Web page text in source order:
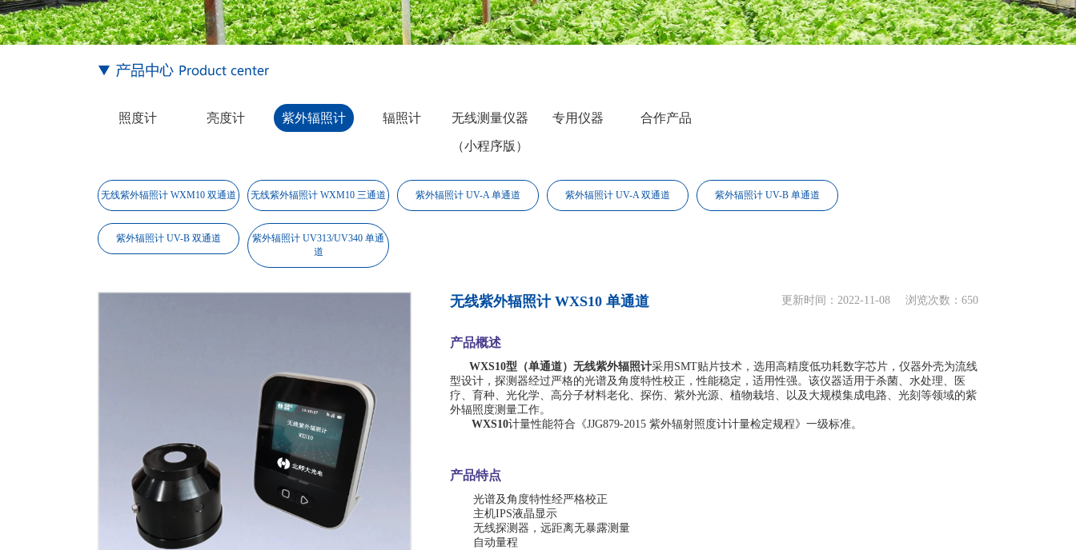
照度计 亮度计 紫外辐照计 辐照计 无线测量仪器
（小程序版）
专用仪器 合作产品
无线紫外辐照计 WXM10 双通道 无线紫外辐照计 WXM10 三通道 紫外辐照计 UV-A 单通道 紫外辐照计 UV-A 双通道 紫外辐照计 UV-B 单通道
紫外辐照计 UV-B 双通道
紫外辐照计 UV313/UV340 单通
道
无线紫外辐照计 WXS10 单通道 更新时间：2022-11-08 浏览次数：650
产品概述
WXS10型（单通道）无线紫外辐照计采用 SMT贴片技术，选用高精度低功耗数字芯片，仪器外壳为流线
型设计，探测器经过严格的光谱及角度特性校正，性能稳定，适用性强。该仪器适用于杀菌、水处理、医
疗、育种、光化学、高分子材料老化、探伤、紫外光源、植物栽培、以及大规模集成电路、光刻等领域的紫
外辐照度测量工作。
WXS10计量性能符合《JJG879-2015 紫外辐射照度计计量检定规程》一级标准。
产品特点
光谱及角度特性经严格校正
主机IPS液晶显示
无线探测器，远距离无暴露测量
自动量程